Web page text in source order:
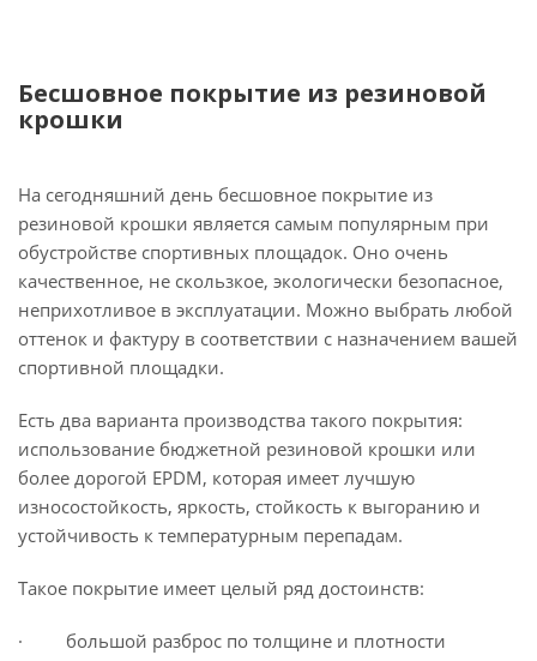
Бесшовное покрытие из резиновой
крошки
На сегодняшний день бесшовное покрытие из
резиновой крошки является самым популярным при
обустройстве спортивных площадок. Оно очень
качественное, не скользкое, экологически безопасное,
неприхотливое в эксплуатации. Можно выбрать любой
оттенок и фактуру в соответствии с назначением вашей
спортивной площадки.
Есть два варианта производства такого покрытия:
использование бюджетной резиновой крошки или
более дорогой EPDM, которая имеет лучшую
износостойкость, яркость, стойкость к выгоранию и
устойчивость к температурным перепадам.
Такое покрытие имеет целый ряд достоинств:
· большой разброс по толщине и плотности